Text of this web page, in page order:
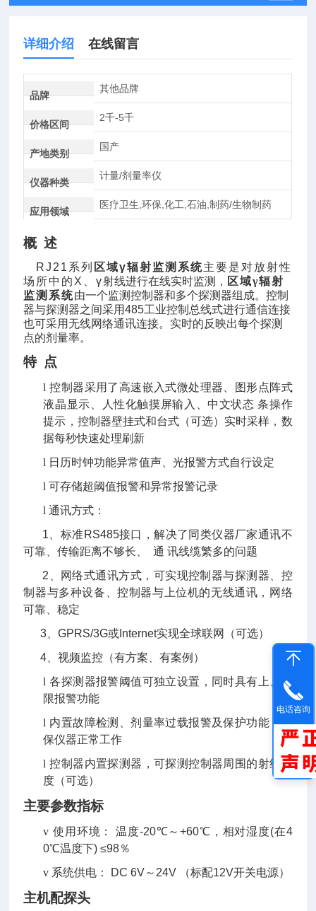
详细介绍 在线留言
品牌
其他品牌
价格区间
2千-5千
产地类别
国产
仪器种类
计量/剂量率仪
应用领域
医疗卫生,环保,化工,石油,制药/生物制药
概 述
RJ21 系列 区域γ辐射监测系统主要是对放射性
场所中的 X 、γ射线进行在线实时监测， 区域γ辐射
监测系统由一个监测控制器和多个探测器组成。控制
器与探测器之间采用485工业控制总线式进行通信连接
也可采用无线网络通讯连接。实时的反映出每个探测
点的剂量率。
特 点
l 控制器采用了高速嵌入式微处理器、图形点阵式
液晶显示、人性化触摸屏输入、中文状态 条操作
提示，控制器壁挂式和台式（可选）实时采样，数
据每秒快速处理刷新
l 日历时钟功能异常值声、光报警方式自行设定
l 可存储超阈值报警和异常报警记录
l 通讯方式：
1 、标准RS485接口，解决了同类仪器厂家通讯不
可靠、传输距离不够长、
通 讯线缆繁多的问题
2 、网络式通讯方式，可实现控制器与探测器、控
制器与多种设备、控制器与上位机的无线通讯，网络
可靠、稳定
3 、GPRS/3G或 Internet实现全球联网（可选）
4 、视频监控（有方案、有案例）
l 各探测器报警阈值可独立设置，同时具有上、下
限报警功能
l 内置故障检测、剂量率过载报警及保护功能，确
保仪器正常工作
l 控制器内置探测器，可探测控制器周围的射线强
度（可选）
主要参数指标
v 使用环境： 温度-20℃～+60℃，相对湿度(在4
0℃温度下) ≤98％
v 系统供电： DC 6V～ 24V （标配12V开关电源）
主机配探头
电话咨询